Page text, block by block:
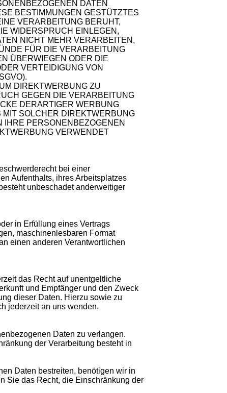
DATEN
BESTIMMUNGEN GESTÜTZTES
VERARBEITUNG BERUHT,
WIDERSPRUCH EINLEGEN,
NICHT MEHR VERARBEITEN,
FÜR DIE VERARBEITUNG
ÜBERWIEGEN ODER DIE
VERTEIDIGUNG VON
DIREKTWERBUNG ZU
GEGEN DIE VERARBEITUNG
DERARTIGER WERBUNG
MIT SOLCHER DIREKTWERBUNG
IHRE PERSONENBEZOGENEN
VERWENDET
bei einer
Aufenthalts, ihres Arbeitsplatzes
unbeschadet anderweitiger
in Erfüllung eines Vertrags
maschinenlesbaren Format
einen anderen Verantwortlichen
das Recht auf unentgeltliche
und Empfänger und den Zweck
dieser Daten. Hierzu sowie zu
jederzeit an uns wenden.
Daten zu verlangen.
der Verarbeitung besteht in
Daten bestreiten, benötigen wir in
Sie das Recht, die Einschränkung der